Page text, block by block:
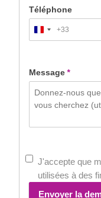
Téléphone
France
+33
+33
Message*
J'accepte que
utilisées à des
Envoyer la